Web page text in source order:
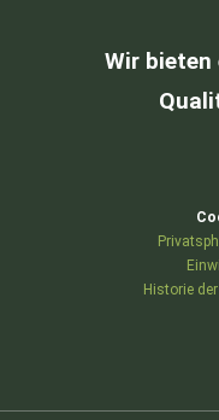
Wir bieten
Historie